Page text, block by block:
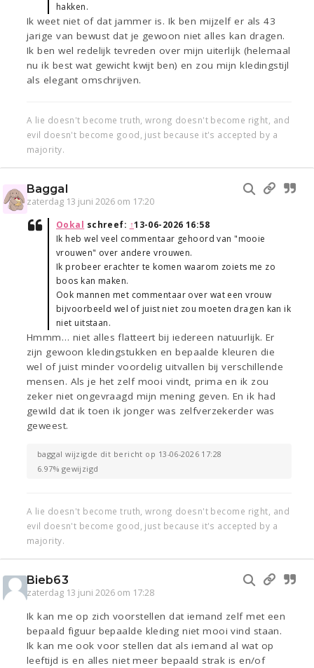
hakken.
Ik weet niet of dat jammer is. Ik ben mijzelf er als 43
jarige van bewust dat je gewoon niet alles kan dragen.
Ik ben wel redelijk tevreden over mijn uiterlijk (helemaal
nu ik best wat gewicht kwijt ben) en zou mijn kledingstijl
als elegant omschrijven.
A lie doesn't become truth, wrong doesn't become right, and
evil doesn't become good, just because it's accepted by a
majority.
Baggal
zaterdag 13 juni 2026 om 17:20
Ookal schreef: ↑13-06-2026 16:58
Ik heb wel veel commentaar gehoord van "mooie
vrouwen" over andere vrouwen.
Ik probeer erachter te komen waarom zoiets me zo
boos kan maken.
Ook mannen met commentaar over wat een vrouw
bijvoorbeeld wel of juist niet zou moeten dragen kan ik
niet uitstaan.
Hmmm… niet alles flatteert bij iedereen natuurlijk. Er
zijn gewoon kledingstukken en bepaalde kleuren die
wel of juist minder voordelig uitvallen bij verschillende
mensen. Als je het zelf mooi vindt, prima en ik zou
zeker niet ongevraagd mijn mening geven. En ik had
gewild dat ik toen ik jonger was zelfverzekerder was
geweest.
baggal wijzigde dit bericht op 13-06-2026 17:28
6.97% gewijzigd
A lie doesn't become truth, wrong doesn't become right, and
evil doesn't become good, just because it's accepted by a
majority.
Bieb63
zaterdag 13 juni 2026 om 17:28
Ik kan me op zich voorstellen dat iemand zelf met een
bepaald figuur bepaalde kleding niet mooi vind staan.
Ik kan me ook voor stellen dat als iemand al wat op
leeftijd is en alles niet meer bepaald strak is en/of